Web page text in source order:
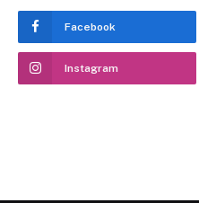
Facebook
Instagram